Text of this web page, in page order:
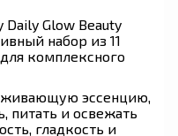
Daily Glow Beauty
набор из 11
комплексного
эссенцию,
питать и освежать
гладкость и